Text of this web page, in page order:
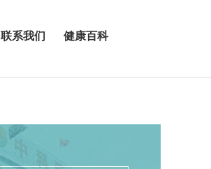
联系我们 健康百科